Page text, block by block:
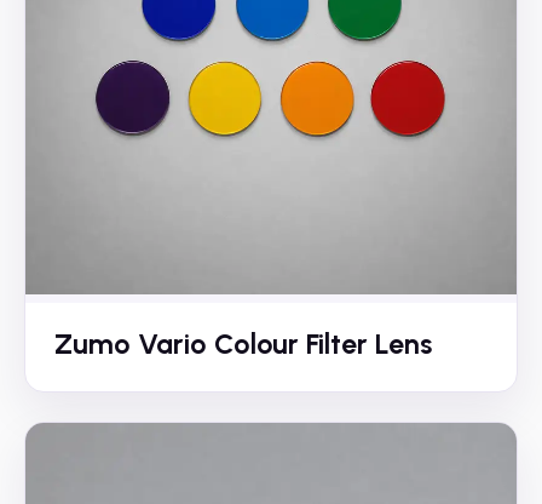
Zumo Vario Colour Filter Lens